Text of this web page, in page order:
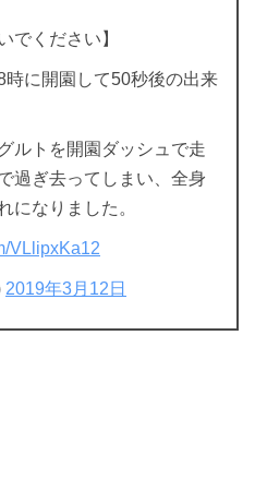
でください】
時に開園して50秒後の出来
ルトを開園ダッシュで走
過ぎ去ってしまい、全身
になりました。
VLlipxKa12
2019年3月12日